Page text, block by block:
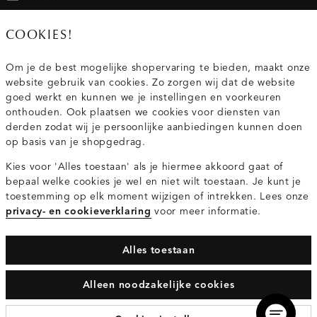
020 - 3412 667
Service
Wij zijn Costes
Topcategorieën voor jou
Privacy- en cookieverklaringAlgemene Voorwaarden
COOKIES!
Om je de best mogelijke shopervaring te bieden, maakt onze
website gebruik van cookies. Zo zorgen wij dat de website
goed werkt en kunnen we je instellingen en voorkeuren
onthouden. Ook plaatsen we cookies voor diensten van
derden zodat wij je persoonlijke aanbiedingen kunnen doen
op basis van je shopgedrag.
Kies voor 'Alles toestaan' als je hiermee akkoord gaat of
bepaal welke cookies je wel en niet wilt toestaan. Je kunt je
toestemming op elk moment wijzigen of intrekken. Lees onze
privacy- en cookieverklaring voor meer informatie.
Alles toestaan
Alleen noodzakelijke cookies